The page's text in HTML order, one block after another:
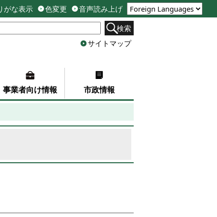
がな表示 色変更
音声読み上げ
検索
サイトマップ
事業者向け情報 市政情報